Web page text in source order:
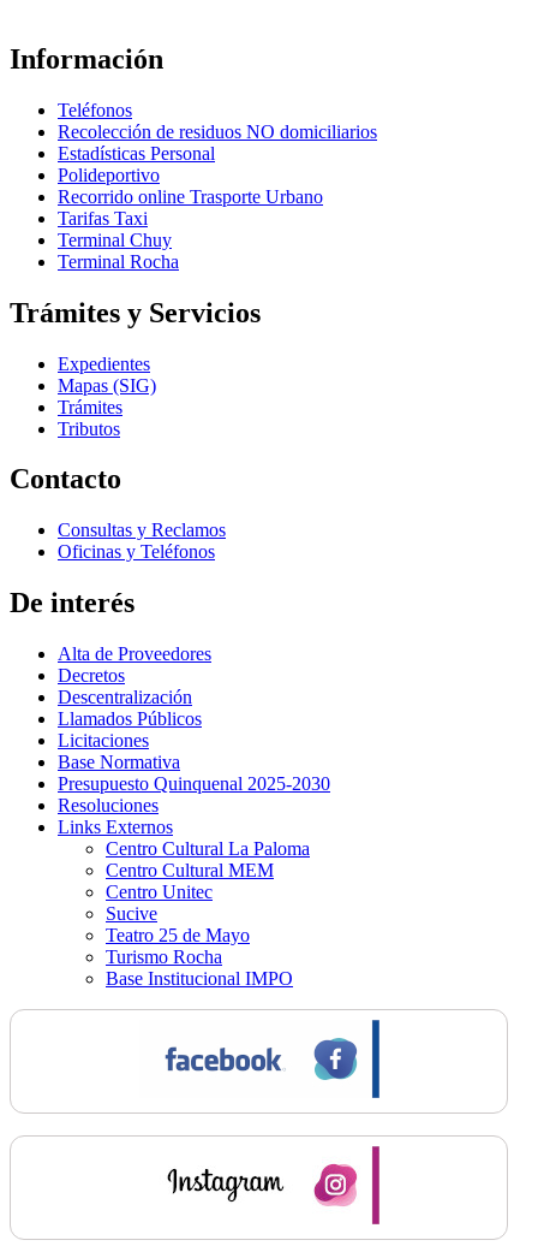
Información
Teléfonos
Recolección de residuos NO domiciliarios
Estadísticas Personal
Polideportivo
Recorrido online Trasporte Urbano
Tarifas Taxi
Terminal Chuy
Terminal Rocha
Trámites y Servicios
Expedientes
Mapas (SIG)
Trámites
Tributos
Contacto
Consultas y Reclamos
Oficinas y Teléfonos
De interés
Alta de Proveedores
Decretos
Descentralización
Llamados Públicos
Licitaciones
Base Normativa
Presupuesto Quinquenal 2025-2030
Resoluciones
Links Externos
Centro Cultural La Paloma
Centro Cultural MEM
Centro Unitec
Sucive
Teatro 25 de Mayo
Turismo Rocha
Base Institucional IMPO